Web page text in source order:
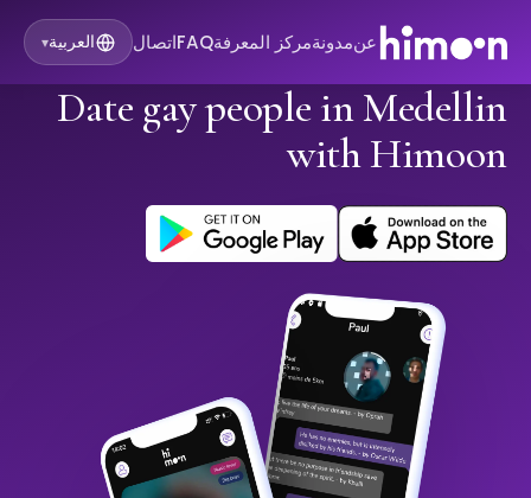
عنمدونةمركز المعرفةFAQاتصال العربية▾
Date gay people in Medellin
with Himoon